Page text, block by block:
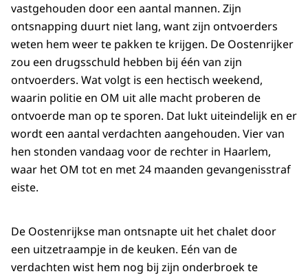
vastgehouden door een aantal mannen. Zijn
ontsnapping duurt niet lang, want zijn ontvoerders
weten hem weer te pakken te krijgen. De Oostenrijker
zou een drugsschuld hebben bij één van zijn
ontvoerders. Wat volgt is een hectisch weekend,
waarin politie en OM uit alle macht proberen de
ontvoerde man op te sporen. Dat lukt uiteindelijk en er
wordt een aantal verdachten aangehouden. Vier van
hen stonden vandaag voor de rechter in Haarlem,
waar het OM tot en met 24 maanden gevangenisstraf
eiste.
De Oostenrijkse man ontsnapte uit het chalet door
een uitzetraampje in de keuken. Eén van de
verdachten wist hem nog bij zijn onderbroek te